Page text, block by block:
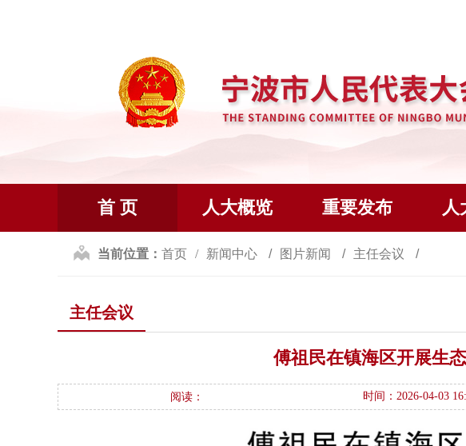
首 页 人大概览 重要发布 人
当前位置： 首页 新闻中心 图片新闻 主任会议
主任会议
傅祖民在镇海区开展生
阅读： 时间：2026-04-03